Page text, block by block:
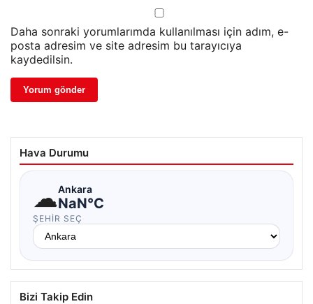
Daha sonraki yorumlarımda kullanılması için adım, e-
posta adresim ve site adresim bu tarayıcıya
kaydedilsin.
Hava Durumu
☁Ankara
NaN°C
ŞEHIR SEÇ
Bizi Takip Edin